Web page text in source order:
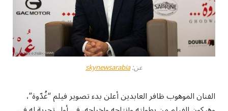
عن:skynewsarabia
الفنان الموهوب ظافر العابدين أعلن بدء تصوير فيلم “غُدّوة”،